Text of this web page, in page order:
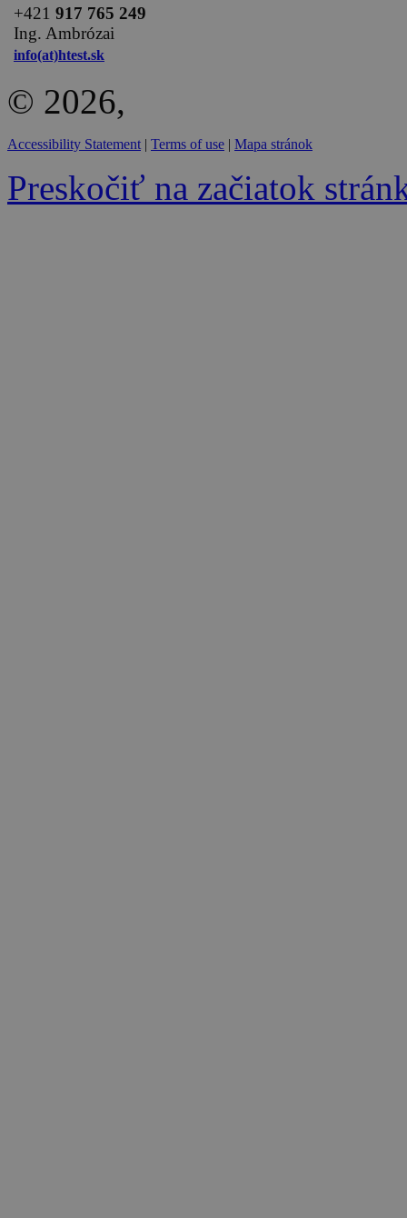
+421 917 765 249
Ing. Ambrózai
info(at)htest.sk
© 2026,
Accessibility Statement | Terms of use | Mapa stránok
Preskočiť na začiatok